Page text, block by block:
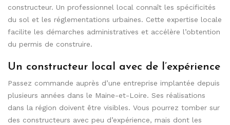
constructeur. Un professionnel local connaît les spécificités
du sol et les réglementations urbaines. Cette expertise locale
facilite les démarches administratives et accélère l’obtention
du permis de construire.
Un constructeur local avec de l’expérience
Passez commande auprès d’une entreprise implantée depuis
plusieurs années dans le Maine-et-Loire. Ses réalisations
dans la région doivent être visibles. Vous pourrez tomber sur
des constructeurs avec peu d’expérience, mais dont les